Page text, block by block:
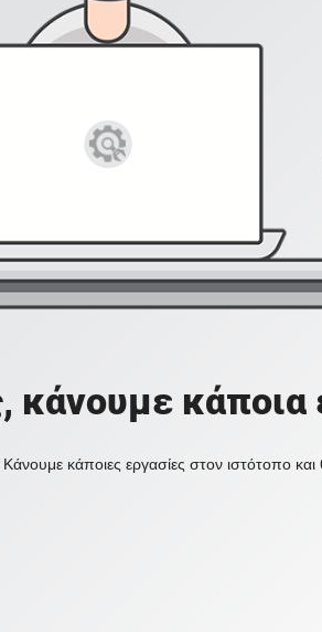
κάποια
κάποιες εργασίες στον ιστότοπο